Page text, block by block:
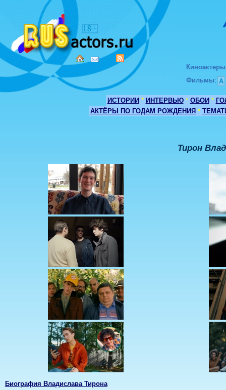
Киноактеры
Фильмы: А
ИСТОРИИ * ИНТЕРВЬЮ * ОБОИ *
АКТЁРЫ ПО ГОДАМ РОЖДЕНИЯ *
Тирон
Биография Владислава Тирона